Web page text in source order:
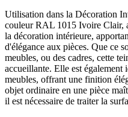
Utilisation dans la Décoration
couleur RAL 1015 Ivoire Clair,
la décoration intérieure,
d'élégance aux pièces. Que ce
meubles, ou des cadres, cette
accueillante. Elle est également
meubles, offrant une finition
objet ordinaire en une pièce
il est nécessaire de traiter la